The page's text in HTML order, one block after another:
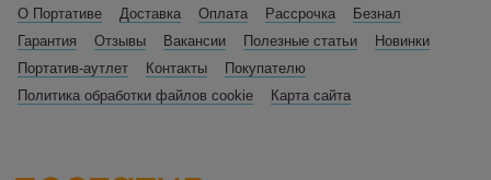
О Портативе Доставка Оплата Рассрочка
Безнал
Гарантия
Отзывы Вакансии Полезные статьи
Новинки
Портатив-аутлет
Контакты
Покупателю
Политика обработки файлов cookie
Карта сайта